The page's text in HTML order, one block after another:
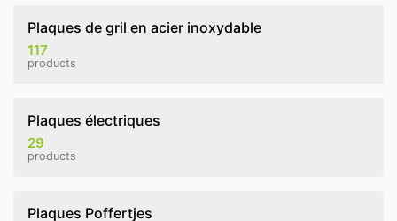
Plaques de gril en acier inoxydable
117
products
Plaques électriques
29
products
Plaques Poffertjes